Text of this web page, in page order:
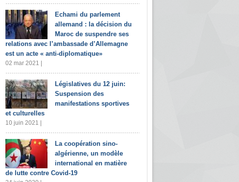
Echami du parlement
allemand : la décision du
Maroc de suspendre ses
relations avec l’ambassade d’Allemagne
est un acte « anti-diplomatique»
02 mar 2021 |
Législatives du 12 juin:
Suspension des
manifestations sportives
et culturelles
10 juin 2021 |
La coopération sino-
algérienne, un modèle
international en matière
de lutte contre Covid-19